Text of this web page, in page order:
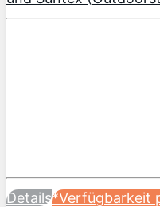
Details*Verfügbarkeit